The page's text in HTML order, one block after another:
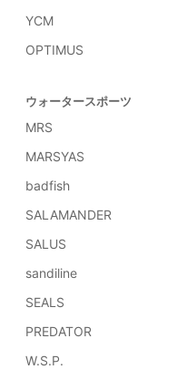
YCM
OPTIMUS
ウォータースポーツ
MRS
MARSYAS
badfish
SALAMANDER
SALUS
sandiline
SEALS
PREDATOR
W.S.P.